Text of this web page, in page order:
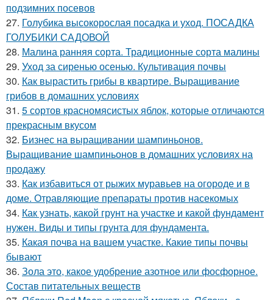
подзимних посевов
27. Голубика высокорослая посадка и уход. ПОСАДКА
ГОЛУБИКИ САДОВОЙ
28. Малина ранняя сорта. Традиционные сорта малины
29. Уход за сиренью осенью. Культивация почвы
30. Как вырастить грибы в квартире. Выращивание
грибов в домашних условиях
31. 5 сортов красномясистых яблок, которые отличаются
прекрасным вкусом
32. Бизнес на выращивании шампиньонов.
Выращивание шампиньонов в домашних условиях на
продажу
33. Как избавиться от рыжих муравьев на огороде и в
доме. Отравляющие препараты против насекомых
34. Как узнать, какой грунт на участке и какой фундамент
нужен. Виды и типы грунта для фундамента.
35. Какая почва на вашем участке. Какие типы почвы
бывают
36. Зола это, какое удобрение азотное или фосфорное.
Состав питательных веществ